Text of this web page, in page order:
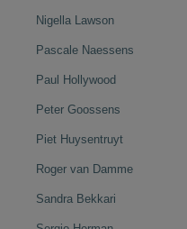
Nigella Lawson
Pascale Naessens
Paul Hollywood
Peter Goossens
Piet Huysentruyt
Roger van Damme
Sandra Bekkari